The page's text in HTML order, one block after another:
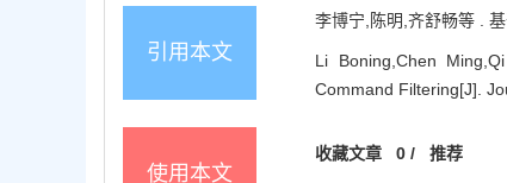
引用本文
李博宁,陈明,齐舒畅等 .
Li Boning,Chen
Command Filtering[J].
使用本文
收藏文章 0 /推荐